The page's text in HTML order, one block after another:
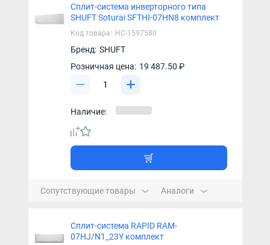
Сплит-система инверторного типа
SHUFT Soturai SFTHI-07HN8 комплект
Код товара: НС-1597580
Бренд: SHUFT
Розничная цена: 19 487.50 ₽
Наличие:
Сопутствующие товары Аналоги
Сплит-система RAPID RAM-
07HJ/N1_23Y комплект